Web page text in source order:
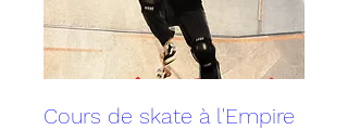
Cours de skate à l'Empire